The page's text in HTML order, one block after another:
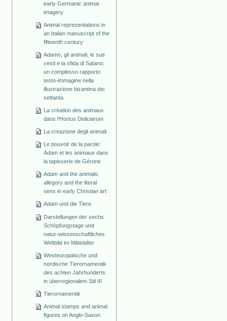
early Germanic animal
imagery
Animal representations in
an Italian manuscript of the
fifteenth century
Adamo, gli animali, le sue
vesti e la sfida di Satano:
un complesso rapporto
testo-immagine nella
illustrazione bizantina dei
settanta
La création des animaux
dans l'Hortus Deliciarum
La creazione degli animali
Le pouvoir de la parole:
Adam et les animaux dans
la tapisserie de Gérone
Adam and the animals:
allegory and the literal
sens in early Christian art
Adam und die Tiere
Darstellungen der sechs
Schöpfungstage und
natur-wissenschaftliches
Weltbild im Mittelalter
Westeuropäische und
nordische Tierornamentik
des achten Jahrhunderts
in überregionalem Stil III
Tierornamentik
Animal stamps and animal
figures on Anglo-Saxon